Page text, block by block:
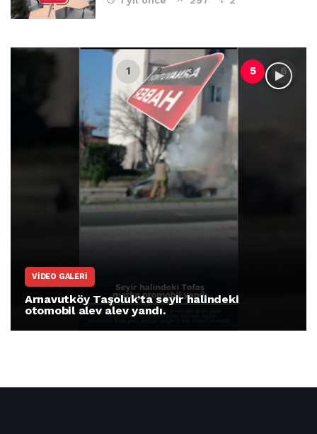
VIDEO GALERI
Arnavutköy Taşoluk’ta seyir halindeki
otomobil alev alev yandı.